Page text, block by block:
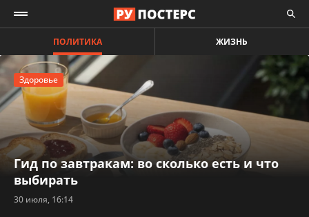
ПОЛИТИКА ЖИЗНЬ
Здоровье
Гид по завтракам: во сколько есть и что
выбирать
30 июля, 16:14